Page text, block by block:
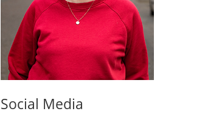
Social Media